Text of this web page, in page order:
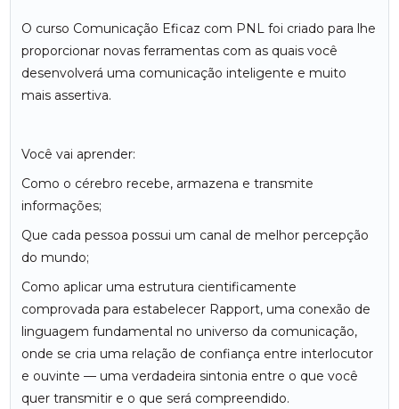
O curso Comunicação Eficaz com PNL foi criado para lhe
proporcionar novas ferramentas com as quais você
desenvolverá uma comunicação inteligente e muito
mais assertiva.
Você vai aprender:
Como o cérebro recebe, armazena e transmite
informações;
Que cada pessoa possui um canal de melhor percepção
do mundo;
Como aplicar uma estrutura cientificamente
comprovada para estabelecer Rapport, uma conexão de
linguagem fundamental no universo da comunicação,
onde se cria uma relação de confiança entre interlocutor
e ouvinte — uma verdadeira sintonia entre o que você
quer transmitir e o que será compreendido.